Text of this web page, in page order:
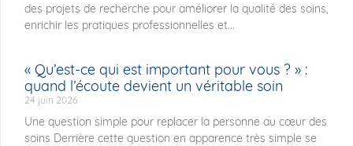
des projets de recherche pour améliorer la qualité des soins,
enrichir les pratiques professionnelles et...
« Qu’est-ce qui est important pour vous ? » :
quand l’écoute devient un véritable soin
24 juin 2026
Une question simple pour replacer la personne au cœur des
soins Derrière cette question en apparence très simple se